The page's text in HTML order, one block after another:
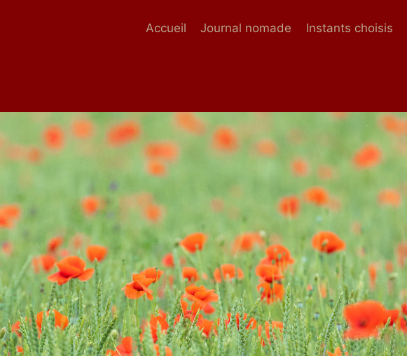
Accueil Journal nomade Instants choisis